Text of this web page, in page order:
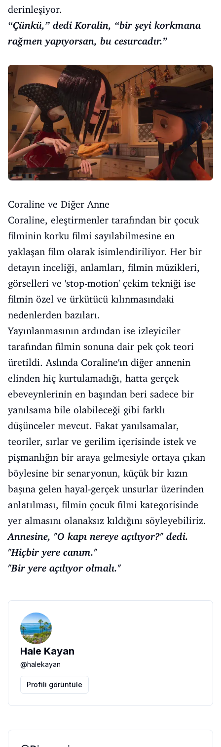
derinleşiyor.
“Çünkü,” dedi Koralin, “bir şeyi korkmana
rağmen yapıyorsan, bu cesurcadır.”
Coraline ve Diğer Anne
Coraline, eleştirmenler tarafından bir çocuk
filminin korku filmi sayılabilmesine en
yaklaşan film olarak isimlendiriliyor. Her bir
detayın inceliği, anlamları, filmin müzikleri,
görselleri ve 'stop-motion' çekim tekniği ise
filmin özel ve ürkütücü kılınmasındaki
nedenlerden bazıları.
Yayınlanmasının ardından ise izleyiciler
tarafından filmin sonuna dair pek çok teori
üretildi. Aslında Coraline'ın diğer annenin
elinden hiç kurtulamadığı, hatta gerçek
ebeveynlerinin en başından beri sadece bir
yanılsama bile olabileceği gibi farklı
düşünceler mevcut. Fakat yanılsamalar,
teoriler, sırlar ve gerilim içerisinde istek ve
pişmanlığın bir araya gelmesiyle ortaya çıkan
böylesine bir senaryonun, küçük bir kızın
başına gelen hayal-gerçek unsurlar üzerinden
anlatılması, filmin çocuk filmi kategorisinde
yer almasını olanaksız kıldığını söyleyebiliriz.
Annesine, "O kapı nereye açılıyor?" dedi.
"Hiçbir yere canım."
"Bir yere açılıyor olmalı."
Hale Kayan
@halekayan
Profili görüntüle